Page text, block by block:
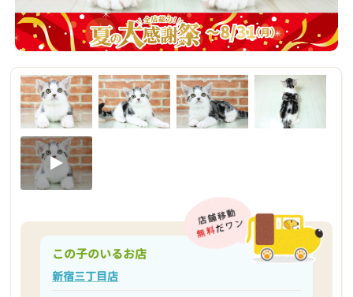
この子のいるお店
新宿三丁目店